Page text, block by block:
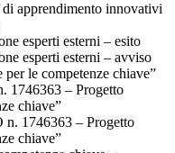
apprendimento innovativi
esperti esterni – esito
esperti esterni – avviso
le competenze chiave”
1746363 – Progetto
chiave”
1746363 – Progetto
chiave”